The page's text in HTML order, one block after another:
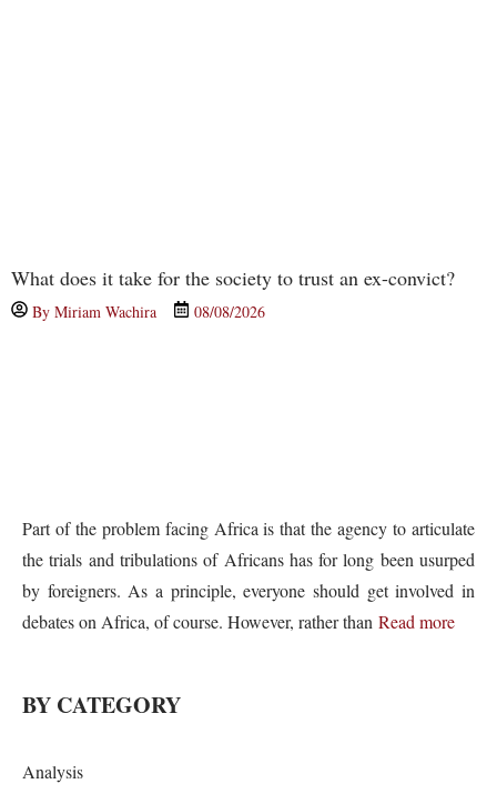
What does it take for the society to trust an ex-convict?
By Miriam Wachira 08/08/2026
Part of the problem facing Africa is that the agency to articulate
the trials and tribulations of Africans has for long been usurped
by foreigners. As a principle, everyone should get involved in
debates on Africa, of course. However, rather than Read more
BY CATEGORY
Analysis